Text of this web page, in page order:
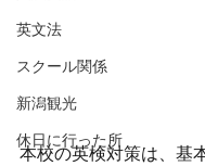
英文法
スクール関係
新潟観光
休日に行った所
本校の英検対策は、基